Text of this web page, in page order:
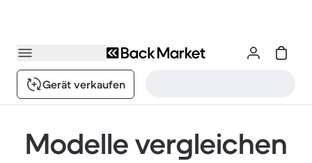
Gerät verkaufen
Modelle vergleichen